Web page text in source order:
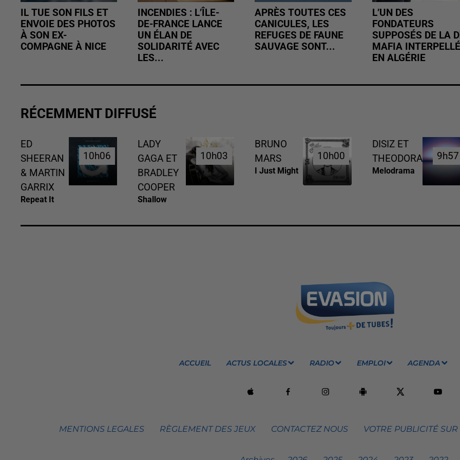
IL TUE SON FILS ET
ENVOIE DES PHOTOS
À SON EX-
COMPAGNE À NICE
INCENDIES : L’ÎLE-
DE-FRANCE LANCE
UN ÉLAN DE
SOLIDARITÉ AVEC
LES...
APRÈS TOUTES CES
CANICULES, LES
REFUGES DE FAUNE
SAUVAGE SONT...
L’UN DES
FONDATEURS
SUPPOSÉS DE LA
MAFIA INTERPELLÉ
EN ALGÉRIE
RÉCEMMENT DIFFUSÉ
ED
SHEERAN
& MARTIN
GARRIX
Repeat It
10h06
10h06
LADY
GAGA ET
BRADLEY
COOPER
Shallow
10h03
10h03
BRUNO
MARS
I Just Might
10h00
10h00
DISIZ ET
THEODORA
Melodrama
9h57
9h57
ACCUEIL ACTUS LOCALES RADIO EMPLOI AGENDA
MENTIONS LEGALES RÈGLEMENT DES JEUX CONTACTEZ NOUS VOTRE PUBLICITÉ